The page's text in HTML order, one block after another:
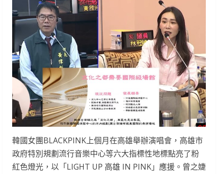
韓國女團BLACKPINK上個月在高雄舉辦演唱會，高雄市
政府特別規劃流行音樂中心等六大指標性地標點亮了粉
紅色燈光，以「LIGHT UP 高雄 IN PINK」應援。曾之婕